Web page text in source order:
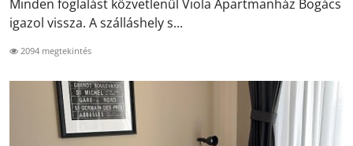
Minden foglalást közvetlenül Viola Apartmanház Bogács
igazol vissza. A szálláshely s...
2094 megtekintés